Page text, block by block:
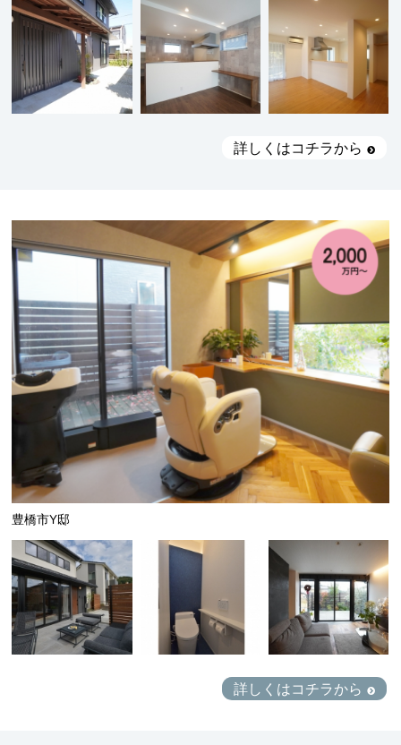
詳しくはコチラから
豊橋市Y邸
詳しくはコチラから